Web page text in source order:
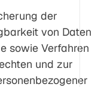
der
von Daten
sowie Verfahren
und zur